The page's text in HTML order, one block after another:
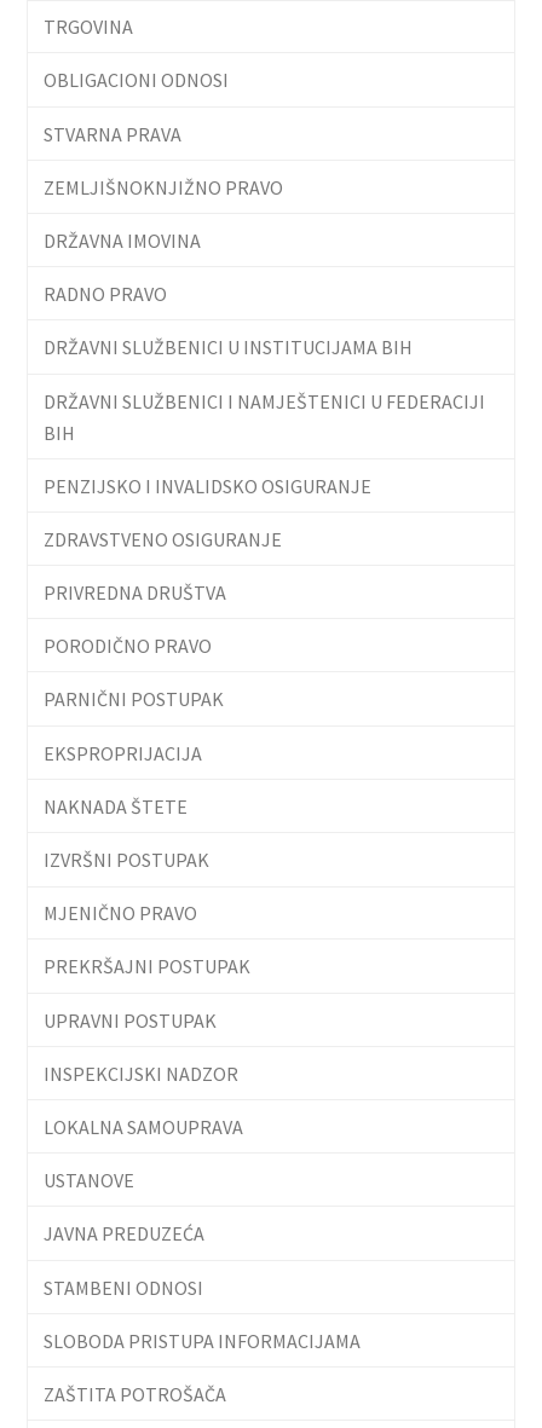
TRGOVINA
OBLIGACIONI ODNOSI
STVARNA PRAVA
ZEMLJIŠNOKNJIŽNO PRAVO
DRŽAVNA IMOVINA
RADNO PRAVO
DRŽAVNI SLUŽBENICI U INSTITUCIJAMA BIH
DRŽAVNI SLUŽBENICI I NAMJEŠTENICI U FEDERACIJI
BIH
PENZIJSKO I INVALIDSKO OSIGURANJE
ZDRAVSTVENO OSIGURANJE
PRIVREDNA DRUŠTVA
PORODIČNO PRAVO
PARNIČNI POSTUPAK
EKSPROPRIJACIJA
NAKNADA ŠTETE
IZVRŠNI POSTUPAK
MJENIČNO PRAVO
PREKRŠAJNI POSTUPAK
UPRAVNI POSTUPAK
INSPEKCIJSKI NADZOR
LOKALNA SAMOUPRAVA
USTANOVE
JAVNA PREDUZEĆA
STAMBENI ODNOSI
SLOBODA PRISTUPA INFORMACIJAMA
ZAŠTITA POTROŠAČA